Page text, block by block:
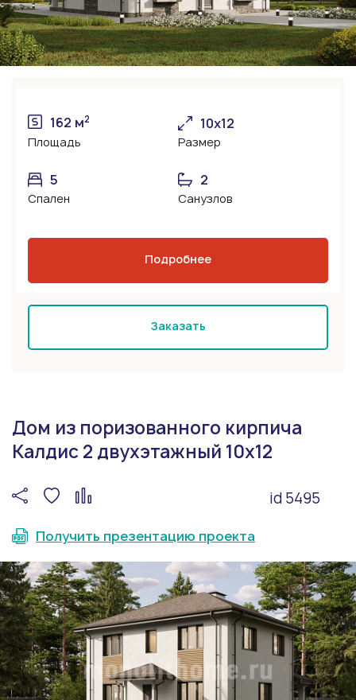
162 м2
Площадь
10x12
Размер
5
Спален
2
Санузлов
Подробнее
Заказать
Дом из поризованного кирпича
Калдис 2 двухэтажный 10x12
id 5495
Получить презентацию проекта